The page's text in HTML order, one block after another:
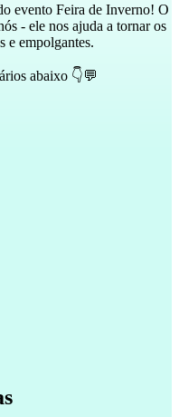
evento Feira de Inverno! O
- ele nos ajuda a tornar os
e empolgantes.
abaixo 👇💬